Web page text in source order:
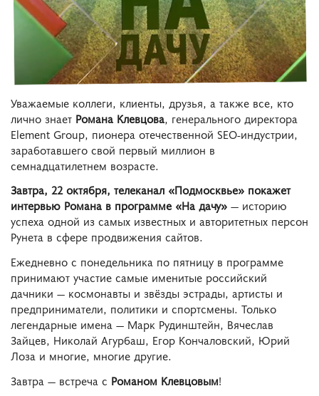
Уважаемые коллеги, клиенты, друзья, а также все, кто
лично знает Романа Клевцова, генерального директора
Element Group, пионера отечественной SEO-индустрии,
заработавшего свой первый миллион в
семнадцатилетнем возрасте.
Завтра, 22 октября, телеканал «Подмосквье» покажет
интервью Романа в программе «На дачу» — историю
успеха одной из самых известных и авторитетных персон
Рунета в сфере продвижения сайтов.
Ежедневно с понедельника по пятницу в программе
принимают участие самые именитые российский
дачники — космонавты и звёзды эстрады, артисты и
предприниматели, политики и спортсмены. Только
легендарные имена — Марк Рудинштейн, Вячеслав
Зайцев, Николай Агурбаш, Егор Кончаловский, Юрий
Лоза и многие, многие другие.
Завтра — встреча с Романом Клевцовым!